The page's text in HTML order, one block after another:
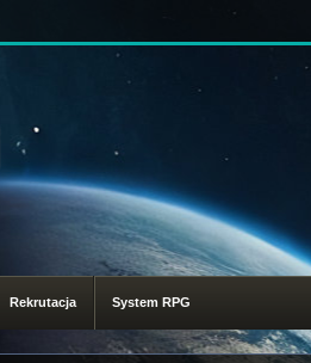
Rekrutacja System RPG